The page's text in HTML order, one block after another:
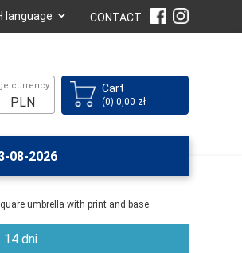
language ⌄ CONTACT
currency
PLN
Cart
(0) 0,00 zł
08-2026
umbrella with print and base
dni